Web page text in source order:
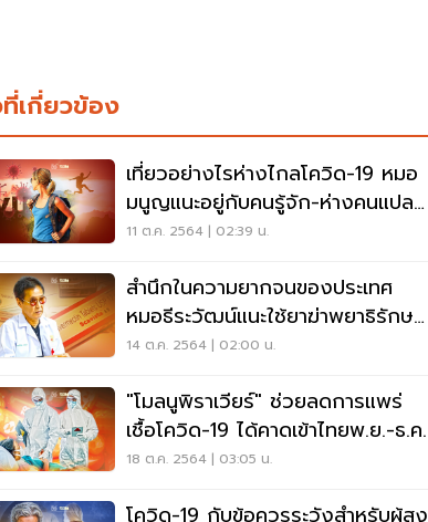
ที่เกี่ยวข้อง
เที่ยวอย่างไรห่างไกลโควิด-19 หมอ
มนูญแนะอยู่กับคนรู้จัก-ห่างคนแปลก
หน้า
11 ต.ค. 2564 | 02:39 น.
สำนึกในความยากจนของประเทศ
หมอธีระวัฒน์แนะใช้ยาฆ่าพยาธิรักษา
โควิด-19
14 ต.ค. 2564 | 02:00 น.
"โมลนูพิราเวียร์" ช่วยลดการแพร่
เชื้อโควิด-19 ได้คาดเข้าไทยพ.ย.-ธ.ค.
18 ต.ค. 2564 | 03:05 น.
โควิด-19 กับข้อควรระวังสำหรับผู้สูง